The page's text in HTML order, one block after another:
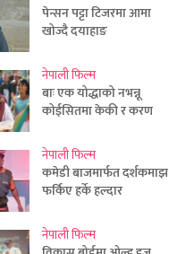
पेन्सन पट्टा टिजरमा आमा
खोज्दै दयाहाङ
नेपाली फिल्म
बाः एक योद्धाको नभन्नू
कोईसितमा केकी र करण
नेपाली फिल्म
कमेडी बाजमार्फत दर्शकमाझ
फर्किए हर्के हल्दार
नेपाली फिल्म